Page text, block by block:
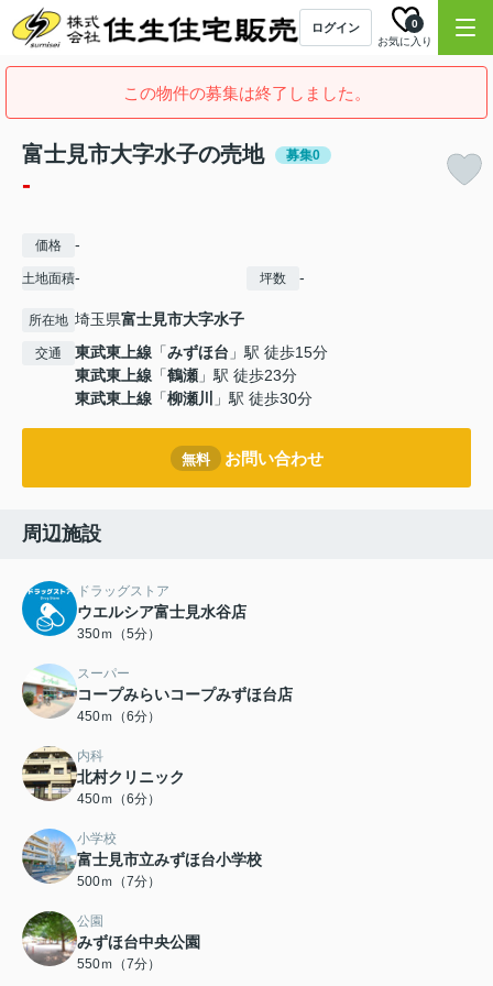
ログイン
お気に入り
0
この物件の募集は終了しました。
富士見市大字水子の売地 募集0
-
価格 -
土地面積- 坪数 -
所在地 埼玉県富士見市大字水子
交通 東武東上線 「みずほ台 」駅 徒歩15分
東武東上線 「鶴瀬 」駅 徒歩23分
東武東上線 「柳瀬川 」駅 徒歩30分
無料 お問い合わせ
周辺施設
ドラッグストア
ウエルシア富士見水谷店
350ｍ（5分）
スーパー
コープみらいコープみずほ台店
450ｍ（6分）
内科
北村クリニック
450ｍ（6分）
小学校
富士見市立みずほ台小学校
500ｍ（7分）
公園
みずほ台中央公園
550ｍ（7分）